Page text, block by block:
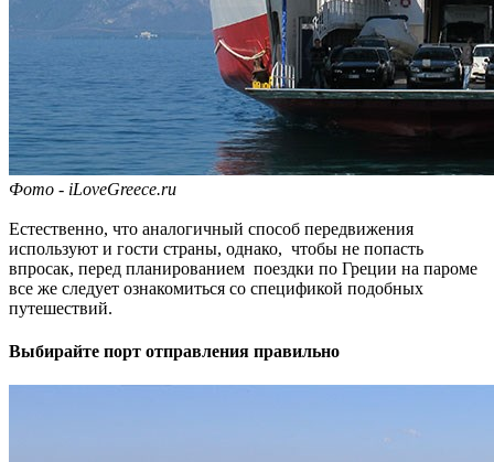
Фото - iLoveGreece.ru
Естественно, что аналогичный способ передвижения
используют и гости страны, однако, чтобы не попасть
впросак, перед планированием поездки по Греции на пароме
все же следует ознакомиться со спецификой подобных
путешествий.
Выбирайте порт отправления правильно